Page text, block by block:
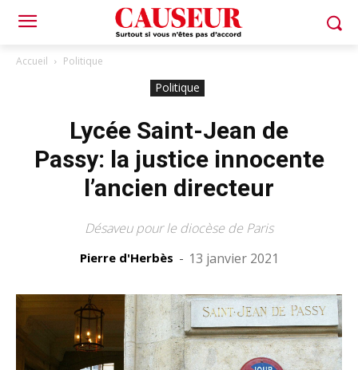
Accueil Politique
Politique
Lycée Saint-Jean de
Passy: la justice innocente
l’ancien directeur
Désaveu pour le diocèse de Paris
Pierre d'Herbès - 13 janvier 2021